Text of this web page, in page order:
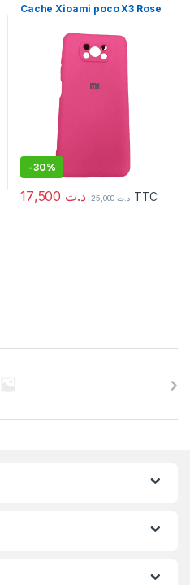
Cache Xioami poco X3 Rose
-30%
د.ت د.ت25,000 TTC